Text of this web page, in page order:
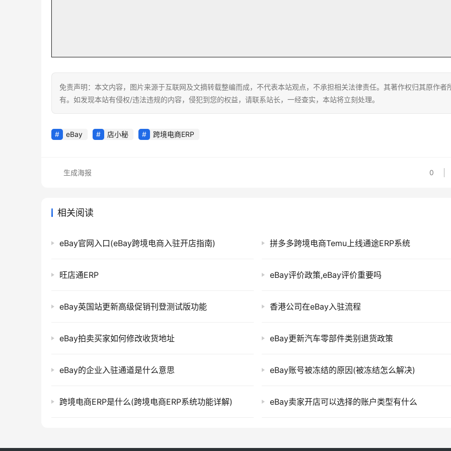
免责声明：本文内容，图片来源于互联网及文摘转载整编而成，不代表本站观点，不承担相关法律责任。其著作权归其原作者
有。如发现本站有侵权/违法违规的内容，侵犯到您的权益，请联系站长，一经查实，本站将立刻处理。
eBay 店小秘 跨境电商ERP
0
生成海报
相关阅读
eBay官网入口(eBay跨境电商入驻开店指南) 拼多多跨境电商Temu上线通途ERP系统
旺店通ERP eBay评价政策,eBay评价重要吗
eBay英国站更新高级促销刊登测试版功能 香港公司在eBay入驻流程
eBay拍卖买家如何修改收货地址 eBay更新汽车零部件类别退货政策
eBay的企业入驻通道是什么意思 eBay账号被冻结的原因(被冻结怎么解决)
跨境电商ERP是什么(跨境电商ERP系统功能详解) eBay卖家开店可以选择的账户类型有什么